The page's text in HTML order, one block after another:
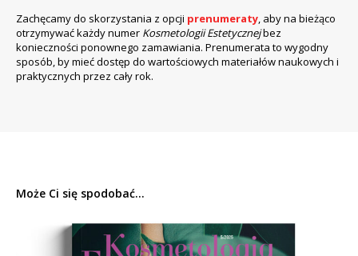
Zachęcamy do skorzystania z opcji prenumeraty, aby na bieżąco
otrzymywać każdy numer Kosmetologii Estetycznejbez
konieczności ponownego zamawiania. Prenumerata to wygodny
sposób, by mieć dostęp do wartościowych materiałów naukowych i
praktycznych przez cały rok.
Może Ci się spodobać...